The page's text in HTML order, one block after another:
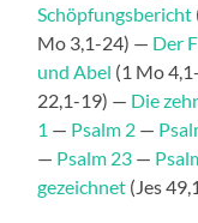
Schöpfungsbericht
Mo 3,1-24) — Der
und Abel (1 Mo
22,1-19) — Die
1 — Psalm 2 —
— Psalm 23 —
gezeichnet (Jes